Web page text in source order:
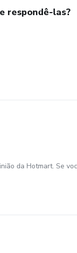
respondê-las?
da Hotmart. Se